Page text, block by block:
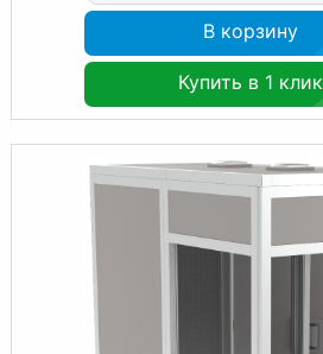
В корзину
Купить в 1 клик